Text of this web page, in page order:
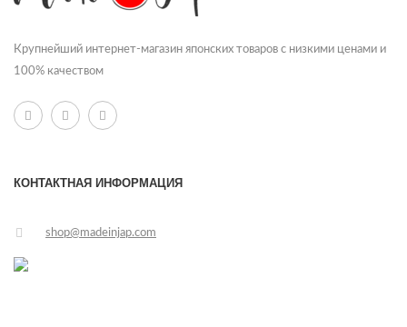
Крупнейший интернет-магазин японских товаров с низкими ценами и
100% качеством
КОНТАКТНАЯ ИНФОРМАЦИЯ
shop@madeinjap.com